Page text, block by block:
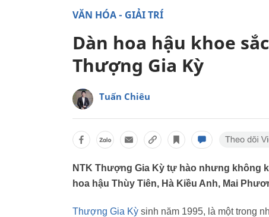
VĂN HÓA - GIẢI TRÍ
Dàn hoa hậu khoe
Thượng Gia Kỳ
Tuấn Chiêu
NTK Thượng Gia Kỳ tự hào nhưng không
hoa hậu Thùy Tiên, Hà Kiều Anh, Mai
Thượng Gia Kỳ sinh năm 1995, là một trong